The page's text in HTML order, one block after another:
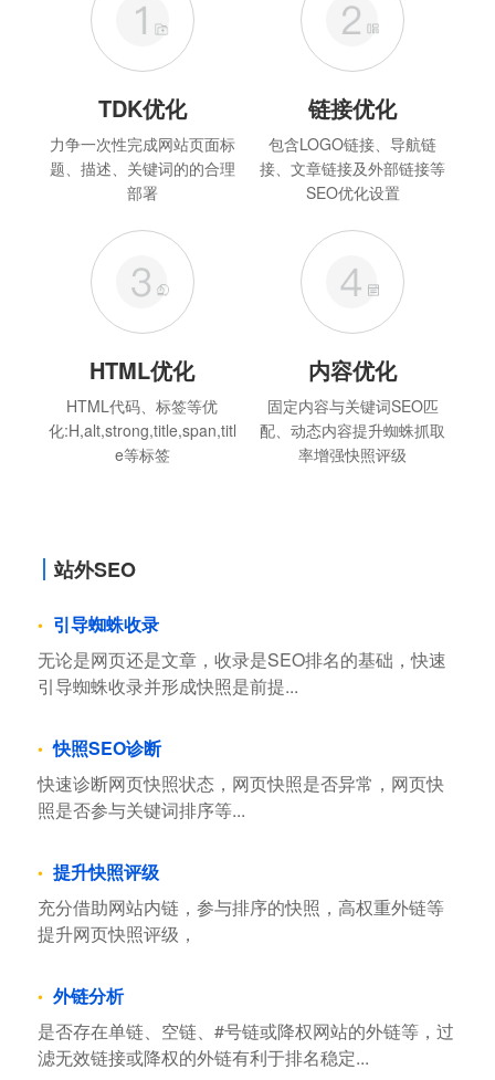
TDK优化
力争一次性完成网站页面标
题、描述、关键词的的合理
部署
链接优化
包含LOGO链接、导航链
接、文章链接及外部链接等
SEO优化设置
HTML优化
HTML代码、标签等优
化:H,alt,strong,title,span,titl
e等标签
内容优化
固定内容与关键词SEO匹
配、动态内容提升蜘蛛抓取
率增强快照评级
站外SEO
引导蜘蛛收录
无论是网页还是文章，收录是SEO排名的基础，快速
引导蜘蛛收录并形成快照是前提...
快照SEO诊断
快速诊断网页快照状态，网页快照是否异常，网页快
照是否参与关键词排序等...
提升快照评级
充分借助网站内链，参与排序的快照，高权重外链等
提升网页快照评级，
外链分析
是否存在单链、空链、#号链或降权网站的外链等，过
滤无效链接或降权的外链有利于排名稳定...